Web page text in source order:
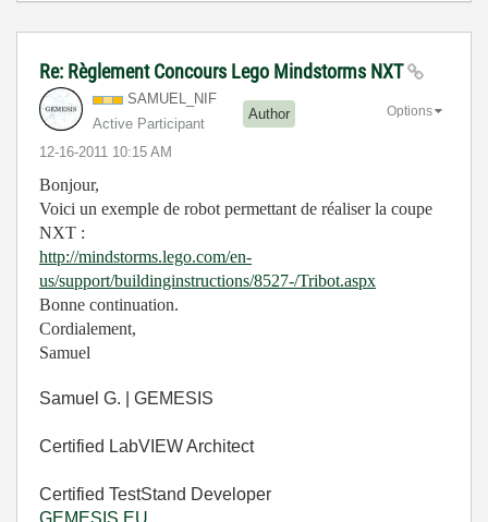
Re: Règlement Concours Lego Mindstorms NXT
SAMUEL_NIF
Active Participant
Author
‎12-16-2011 10:15 AM
Options
Bonjour,
Voici un exemple de robot permettant de réaliser la coupe
NXT :
http://mindstorms.lego.com/en-
us/support/buildinginstructions/8527-/Tribot.aspx
Bonne continuation.
Cordialement,
Samuel
Samuel G. | GEMESIS
Certified LabVIEW Architect
Certified TestStand Developer
GEMESIS.EU